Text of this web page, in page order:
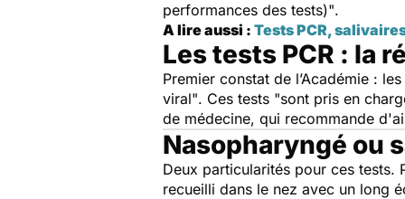
performances des tests)".
A lire aussi : Tests PCR,
Les tests PCR : la
Premier constat de l’Académie :
viral". Ces tests "sont pris en
de médecine, qui recommande
Nasopharyngé ou
Deux particularités pour ces tests.
recueilli dans le nez avec un long